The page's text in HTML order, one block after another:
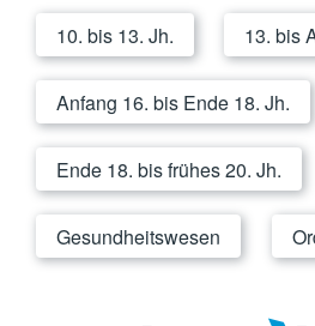
10. bis 13. Jh. 13. bis
Anfang 16. bis Ende 18. Jh.
Ende 18. bis frühes 20. Jh.
Gesundheitswesen